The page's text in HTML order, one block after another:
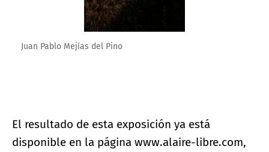
Juan Pablo Mejías del Pino
El resultado de esta exposición ya está
disponible en la página www.alaire-libre.com,